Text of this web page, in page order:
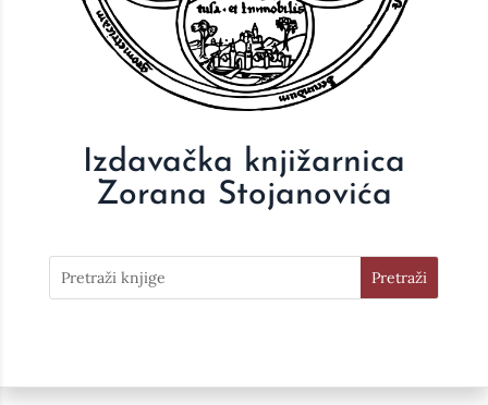
Izdavačka knjižarnica
Zorana Stojanovića